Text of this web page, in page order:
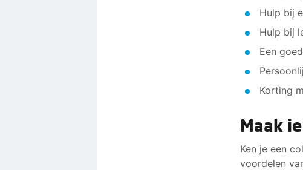
Hulp bij
Hulp bij
Een
Korting
Maak
Ken je een
voordelen